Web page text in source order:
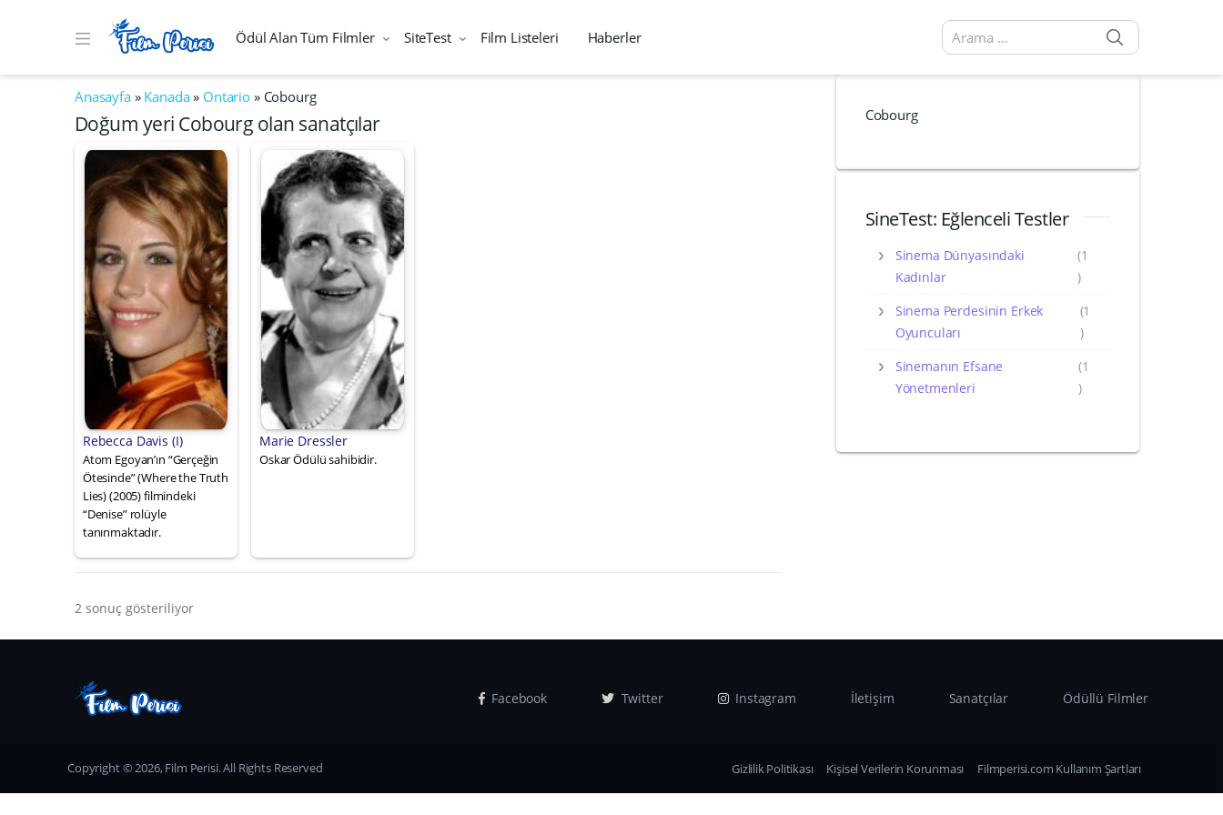
Ödül Alan Tüm Filmler SiteTest Film Listeleri Haberler
Arama sonuçları:
Anasayfa» Kanada» Ontario » Cobourg
Doğum yeri Cobourg olan sanatçılar
Rebecca Davis (I)
Atom Egoyan’ın “Gerçeğin
Ötesinde” (Where the Truth
Lies) (2005) filmindeki
“Denise” rolüyle
tanınmaktadır.
Marie Dressler
Oskar Ödülü sahibidir.
2 sonuç gösteriliyor
Cobourg
SineTest: Eğlenceli Testler
Sinema Dünyasındaki
Kadınlar
(1
)
Sinema Perdesinin Erkek
Oyuncuları
(1
)
Sinemanın Efsane
Yönetmenleri
(1
)
Facebook Twitter Instagram İletişim Sanatçılar Ödüllü Filmler
Copyright © 2026, Film Perisi. All Rights Reserved Gizlilik Politikası Kişisel Verilerin Korunması Filmperisi.com Kullanım Şartları